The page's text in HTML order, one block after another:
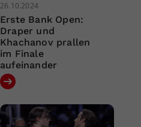
26.10.2024
Erste Bank Open:
Draper und
Khachanov prallen
im Finale
aufeinander